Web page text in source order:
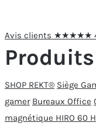
Avis clients ★★★★★
Produits
SHOP REKT® Siège
gamer Bureaux Office
magnétique HIRO 60